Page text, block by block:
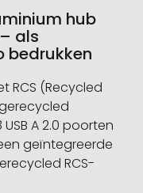
hub
als
bedrukken
RCS (Recycled
USB A 2.0 poorten
geïntegreerde
RCS-